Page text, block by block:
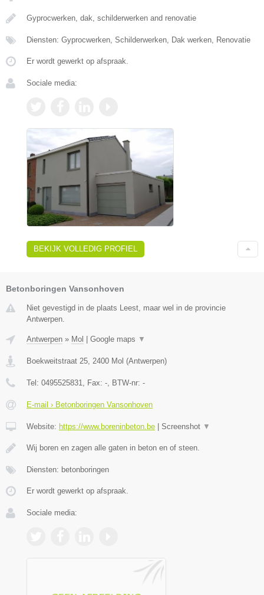
Gyprocwerken, dak, schilderwerken and renovatie
Diensten: Gyprocwerken, Schilderwerken, Dak werken, Renovatie
Er wordt gewerkt op afspraak.
Sociale media:
BEKIJK VOLLEDIG PROFIEL
Betonboringen Vansonhoven
Niet gevestigd in de plaats Leest, maar wel in de provincie
Antwerpen.
Antwerpen » Mol | Google maps ▼
Boekweitstraat 25 2400 Mol (Antwerpen)
Tel: 0495525831 , Fax: - , BTW-nr: -
E-mail › Betonboringen Vansonhoven
Website: https://www.boreninbeton.be | Screenshot ▼
Wij boren en zagen alle gaten in beton en of steen.
Diensten: betonboringen
Er wordt gewerkt op afspraak.
Sociale media: